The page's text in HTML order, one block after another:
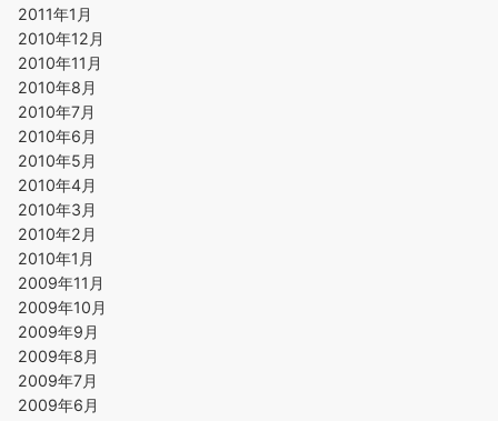
2011年1月
2010年12月
2010年11月
2010年8月
2010年7月
2010年6月
2010年5月
2010年4月
2010年3月
2010年2月
2010年1月
2009年11月
2009年10月
2009年9月
2009年8月
2009年7月
2009年6月